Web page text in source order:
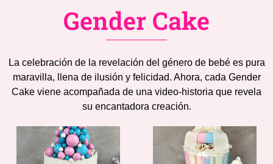
Gender Cake
La celebración de la revelación del género de bebé es pura
maravilla, llena de ilusión y felicidad. Ahora, cada Gender
Cake viene acompañada de una video-historia que revela
su encantadora creación.